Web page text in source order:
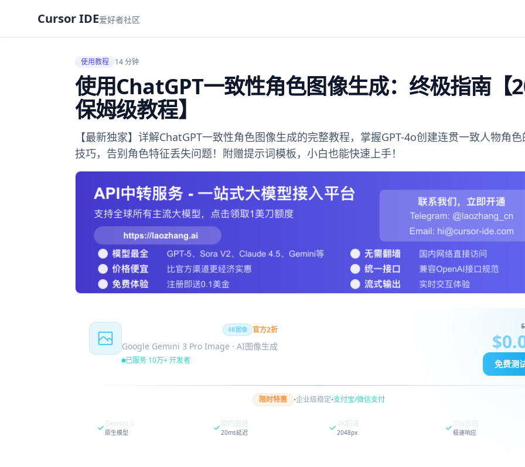
Cursor IDE爱好者社区
使用教程 14 分钟
使用ChatGPT一致性角色图像生成：终极指南【
保姆级教程】
【最新独家】详解ChatGPT一致性角色图像生成的完整教程，掌握GPT-4o创建连贯一致人物角
技巧，告别角色特征丢失问题！附赠提示词模板，小白也能快速上手！
4K图像 官方2折
Google Gemini 3 Pro Image · AI图像生成
已服务 10万+ 开发者
免费测
限时特惠 ·企业级稳定·支付宝/微信支付
Gemini 3
原生模型
国内直连
20ms延迟
4K超清
2048px
30s出图
极速响应